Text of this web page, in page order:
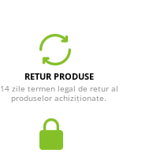
RETUR PRODUSE
14 zile termen legal de retur al
produselor achiziționate.